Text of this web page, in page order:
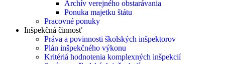
Archív verejného obstarávania
Ponuka majetku štátu
Pracovné ponuky
Inšpekčná činnosť
Práva a povinnosti školských inšpektorov
Plán inšpekčného výkonu
Kritériá hodnotenia komplexných inšpekcií